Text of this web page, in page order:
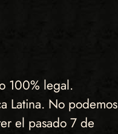
100% legal.
Latina. No podemos
el pasado 7 de